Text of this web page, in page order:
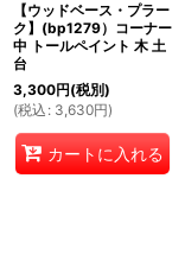
【ウッドベース・プラー
ク】(bp1279）コーナー
中 トールペイント 木 土
台
3,300円(税別)
(税込 : 3,630円)
カートに入れる